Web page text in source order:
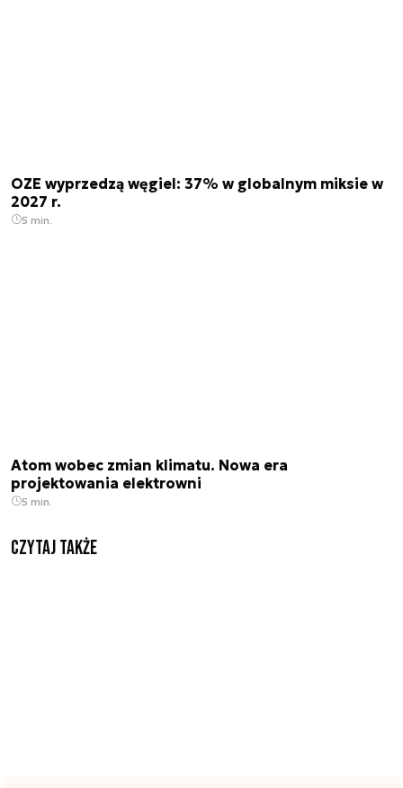
OZE wyprzedzą węgiel: 37% w globalnym miksie w
2027 r.
5 min.
Atom wobec zmian klimatu. Nowa era
projektowania elektrowni
5 min.
Czytaj także